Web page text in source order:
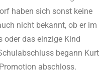
haben sich sonst keine
nicht bekannt, ob er im
oder das einzige Kind
begann Kurt
abschloss.